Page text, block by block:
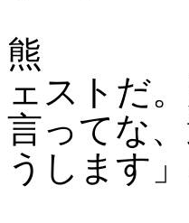
熊 おい
ェストだ
言ってな
うします